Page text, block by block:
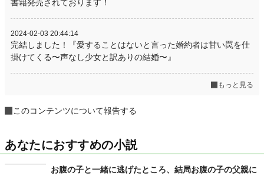
書籍発売されております！
2024-02-03 20:44:14
完結しました！『愛することはないと言った婚約者は甘い罠を仕
掛けてくる〜声なし少女と訳ありの結婚〜』
もっと見る
このコンテンツについて報告する
あなたにおすすめの小説
お腹の子と一緒に逃げたところ、結局お腹の子の父親に